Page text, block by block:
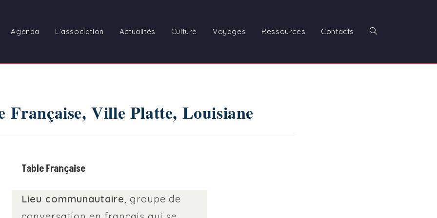
Agenda L’association Actualités Culture Voyages Ressources Contacts Toggle
Française, Ville Platte, Louisiane
Table Française
Lieu communautaire, groupe de